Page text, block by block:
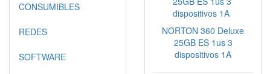
NORTON 360 Deluxe
25GB ES 1us 3
dispositivos 1A
CONSUMIBLES
REDES
SOFTWARE